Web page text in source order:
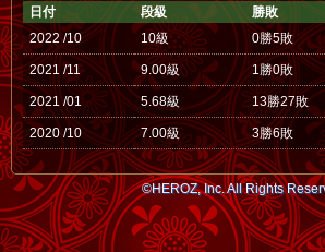
日付 段級 勝敗
2022 /10
10級 0勝5敗
2021 /11 9.00級 1勝0敗
2021 /01 5.68級 13勝27敗
2020 /10 7.00級 3勝6敗
©HEROZ, Inc. All Rights